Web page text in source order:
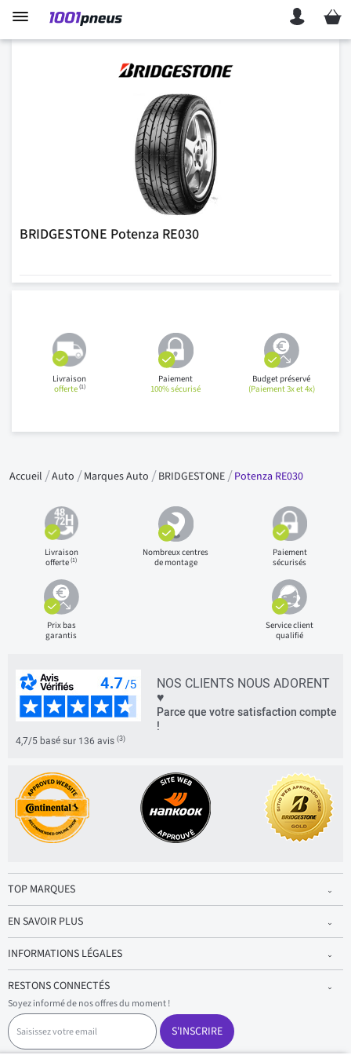
Mon
BRIDGESTONE Potenza RE030
Livraison
offerte(1)
Paiement
100% sécurisé
Budget préservé
(Paiement 3x et 4x)
Accueil Auto Marques Auto BRIDGESTONE Potenza RE030
Livraison
offerte(1)
Nombreux centres
de montage
Paiement
sécurisés
Prix bas
garantis
Service client
qualifié
NOS CLIENTS NOUS ADORENT
♥
Parce que votre satisfaction compte
!
4,7/5 basé sur 136 avis (3)
TOP MARQUES
EN SAVOIR PLUS
INFORMATIONS LÉGALES
RESTONS CONNECTÉS
Soyez informé de nos offres du moment !
S
a
i
S'INSCRIRE